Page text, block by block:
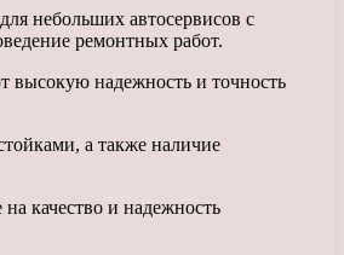
небольших автосервисов с
ремонтных работ.
высокую надежность и точность
а также наличие
качество и надежность